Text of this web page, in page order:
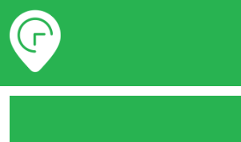
Разписание